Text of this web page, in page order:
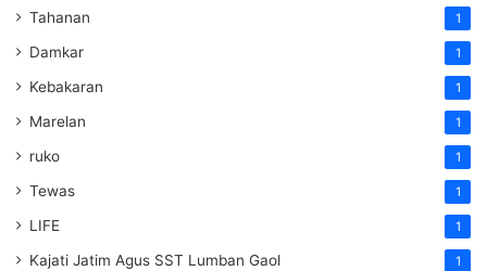
Tahanan 1
Damkar 1
Kebakaran 1
Marelan 1
ruko 1
Tewas 1
LIFE 1
Kajati Jatim Agus SST Lumban Gaol 1